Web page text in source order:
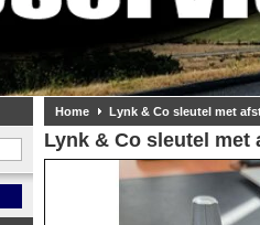
Home Lynk & Co sleutel met
Lynk & Co sleutel met